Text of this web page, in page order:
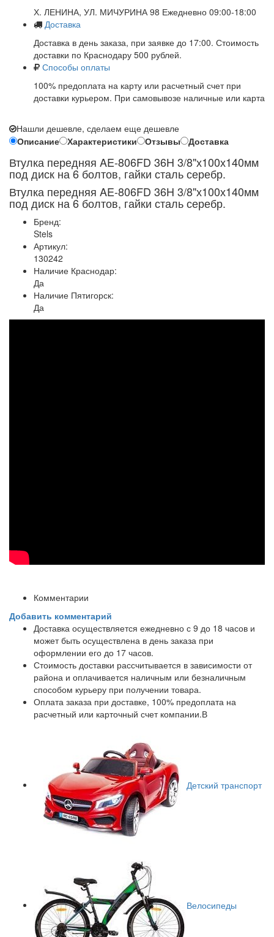
Х. ЛЕНИНА, УЛ. МИЧУРИНА 98 Ежедневно 09:00-18:00
Доставка
Доставка в день заказа, при заявке до 17:00. Стоимость
доставки по Краснодару 500 рублей.
Способы оплаты
100% предоплата на карту или расчетный счет при
доставки курьером. При самовывозе наличные или карта
Нашли дешевле, сделаем еще дешевле
Описание
Характеристики Отзывы Доставка
Втулка передняя AE-806FD 36H 3/8"х100х140мм
под диск на 6 болтов, гайки сталь серебр.
Втулка передняя AE-806FD 36H 3/8"х100х140мм
под диск на 6 болтов, гайки сталь серебр.
Бренд:
Stels
Артикул:
130242
Наличие Краснодар:
Да
Наличие Пятигорск:
Да
Комментарии
Добавить комментарий
Доставка осуществляется ежедневно с 9 до 18 часов и
может быть осуществлена в день заказа при
оформлении его до 17 часов.
Стоимость доставки рассчитывается в зависимости от
района и оплачивается наличным или безналичным
способом курьеру при получении товара.
Оплата заказа при доставке, 100% предоплата на
расчетный или карточный счет компании.В
Детский транспорт
Велосипеды